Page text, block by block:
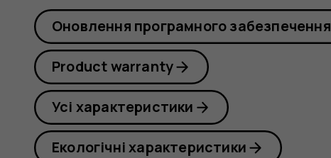
Оновлення програмного забезпечення
Product warranty
Усі характеристики
Екологічні характеристики